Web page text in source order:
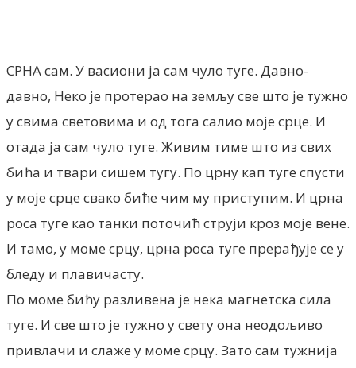
СРНА сам. У васиони ја сам чуло туге. Давно-
давно, Неко је протерао на земљу све што је тужно
у свима световима и од тога салио моје срце. И
отада ја сам чуло туге. Живим тиме што из свих
бића и твари сишем тугу. По црну кап туге спусти
у моје срце свако биће чим му приступим. И црна
роса туге као танки поточић струји кроз моје вене.
И тамо, у моме срцу, црна роса туге прерађује се у
бледу и плавичасту.
По моме бићу разливена је нека магнетска сила
туге. И све што је тужно у свету она неодољиво
привлачи и слаже у моме срцу. Зато сам тужнија